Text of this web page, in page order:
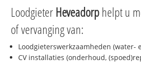
Loodgieter Heveadorphelpt u
of vervanging van:
Loodgieterswerkzaamheden (water-
CV installaties (onderhoud,